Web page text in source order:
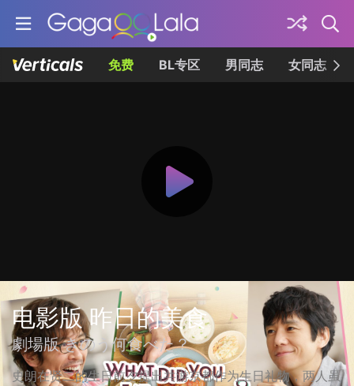
免费 BL专区 男同志 女同志
电影版 昨日的美食
劇場版 きのう何食べた？
史朗在贤二的生日前夕提出共游京都作为生日礼物，两人虽